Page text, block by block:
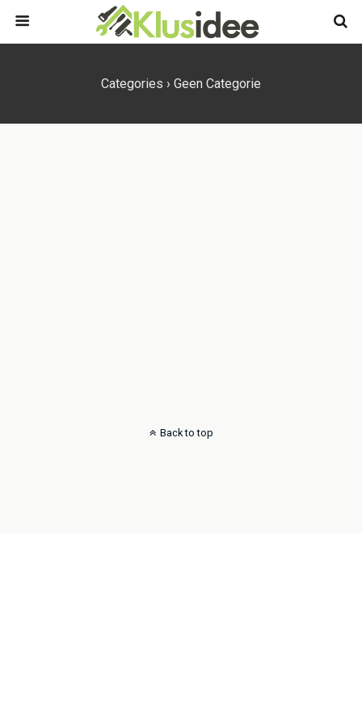
Categories › Geen Categorie
Back to top